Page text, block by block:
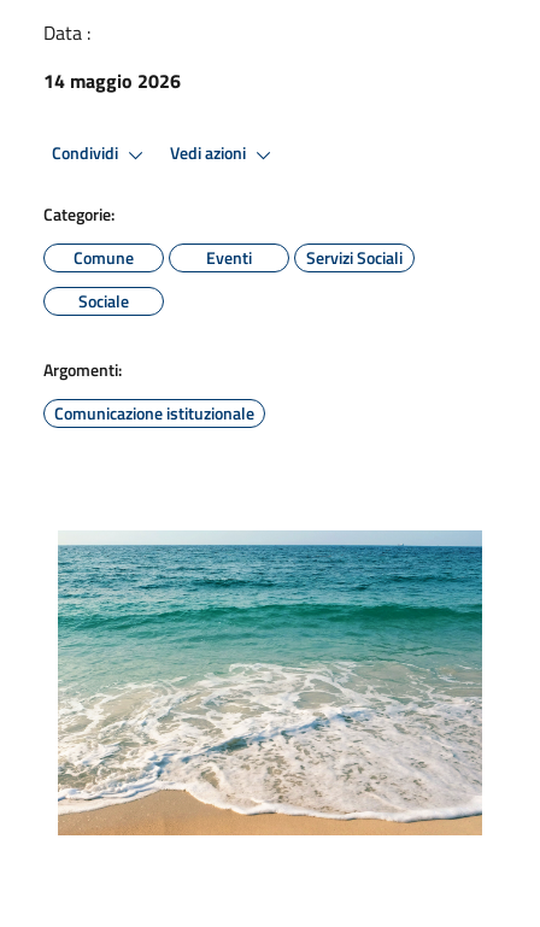
Data :
14 maggio 2026
Condividi Vedi azioni
Categorie:
Comune
Eventi
Servizi Sociali
Sociale
Argomenti:
Comunicazione istituzionale